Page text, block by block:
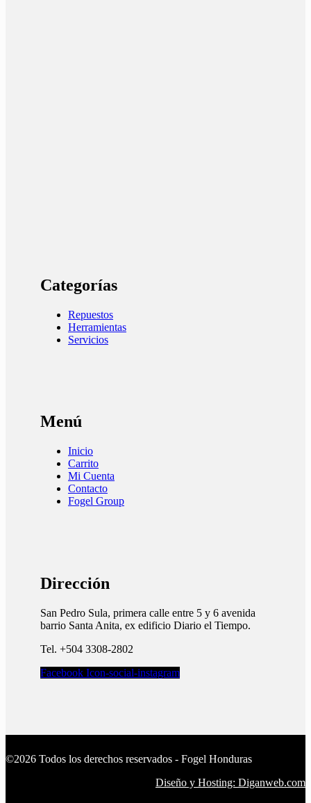
Categorías
Repuestos
Herramientas
Servicios
Menú
Inicio
Carrito
Mi Cuenta
Contacto
Fogel Group
Dirección
San Pedro Sula, primera calle entre 5 y 6 avenida
barrio Santa Anita, ex edificio Diario el Tiempo.​
Tel. +504 3308-2802
Facebook Icon-social-instagram
©2026 Todos los derechos reservados - Fogel Honduras
Diseño y Hosting: Diganweb.com